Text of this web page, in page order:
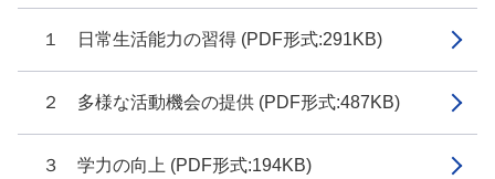
１ 日常生活能力の習得 (PDF形式:291KB)
２ 多様な活動機会の提供 (PDF形式:487KB)
３ 学力の向上 (PDF形式:194KB)